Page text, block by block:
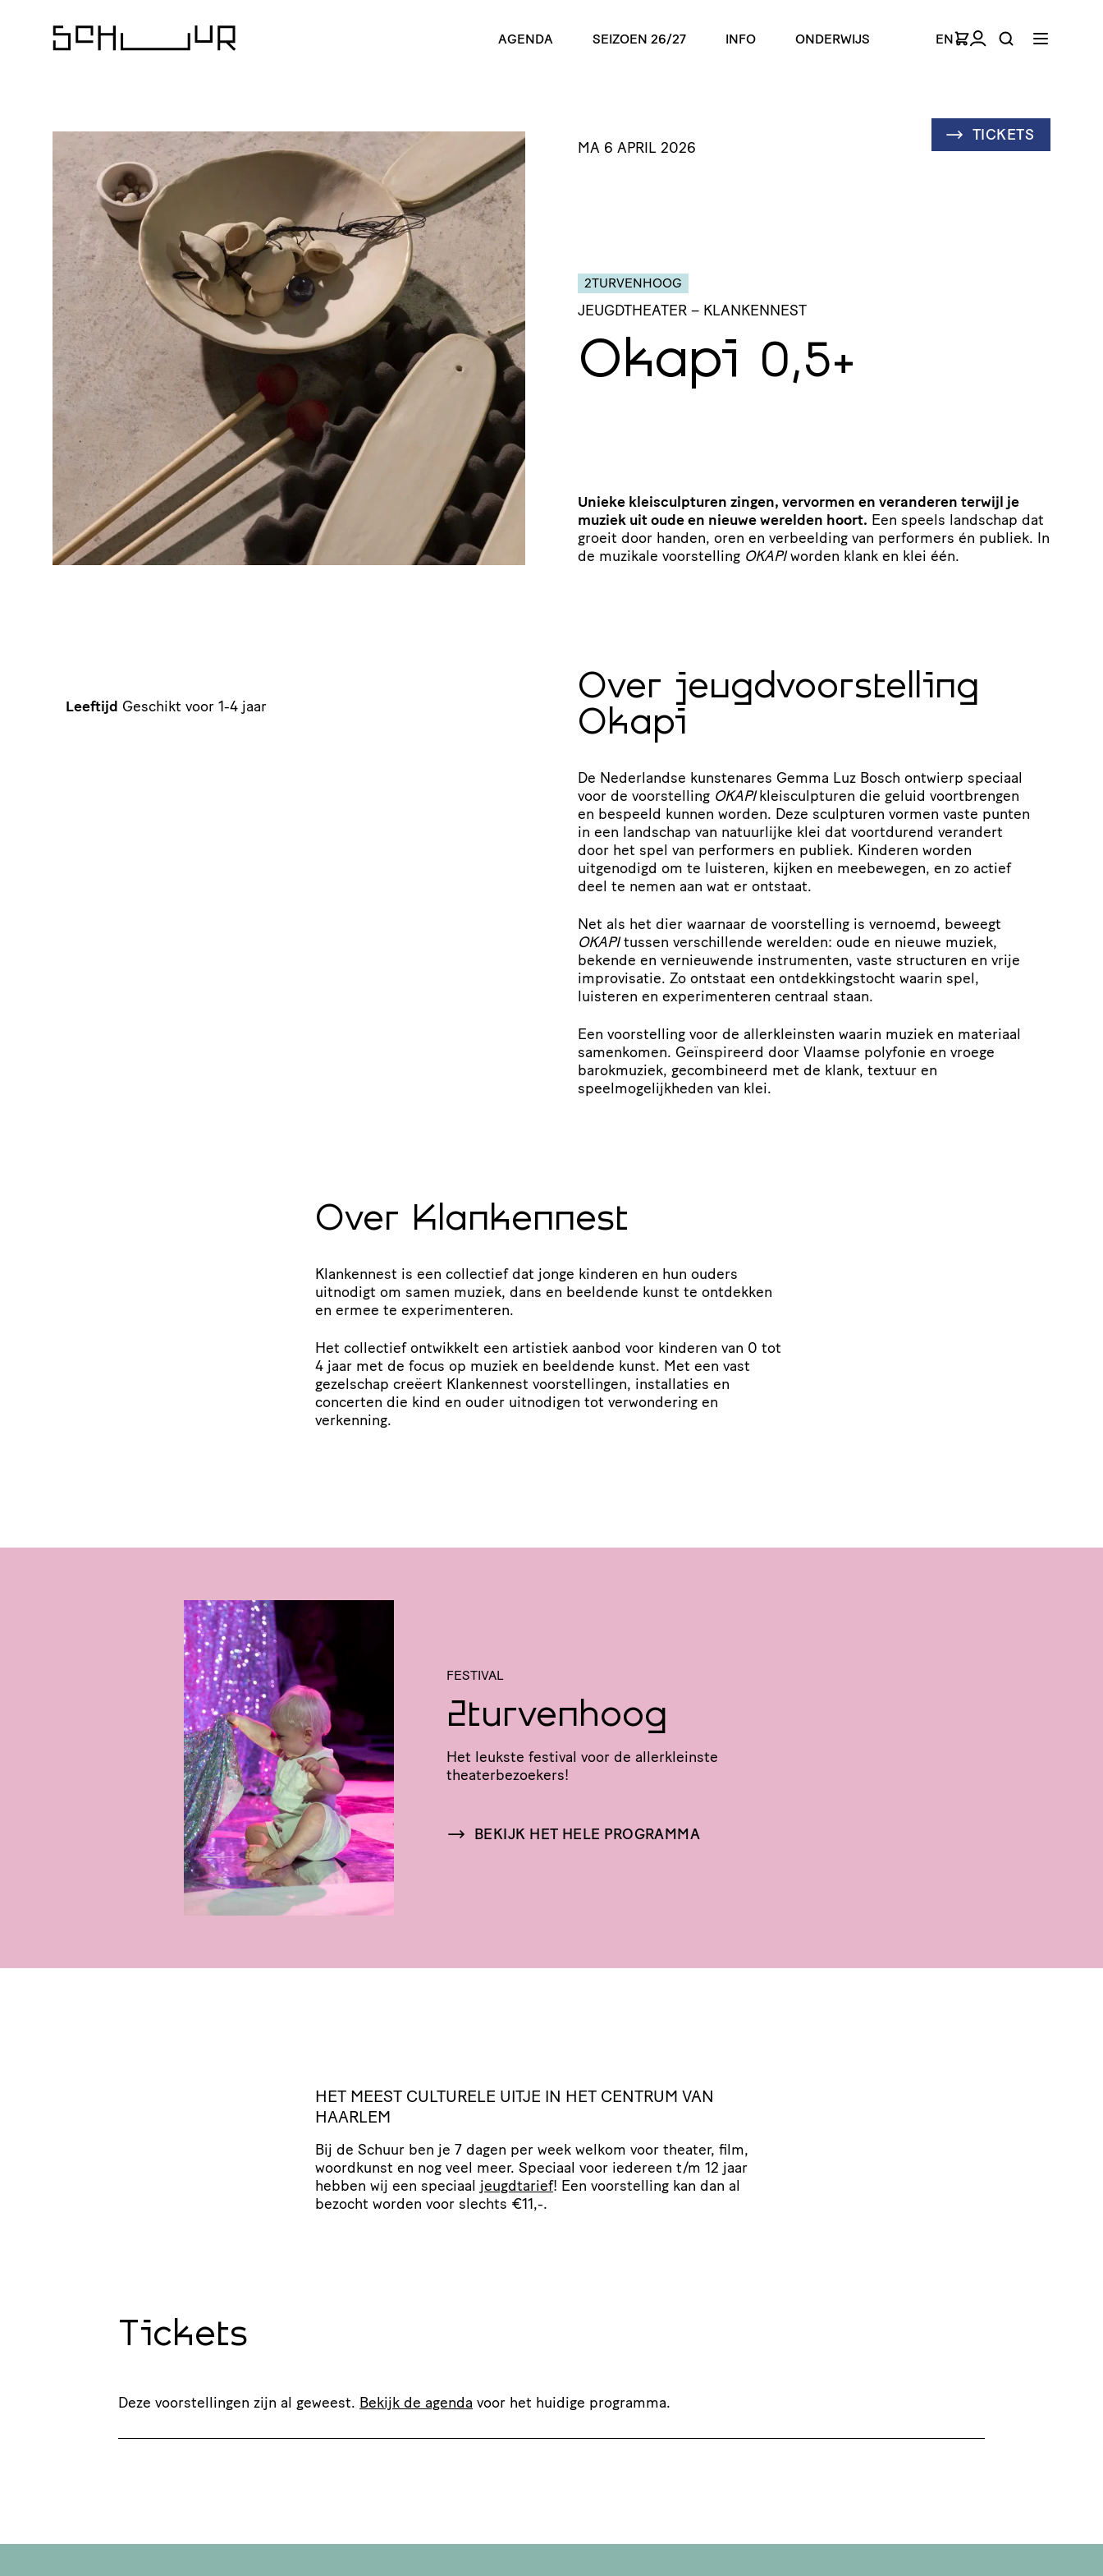
AGENDA SEIZOEN 26/27 INFO ONDERWIJS EN
TICKETS
MA 6 APRIL 2026
2TURVENHOOG
JEUGDTHEATER – KLANKENNEST
Okapi 0,5+
Unieke kleisculpturen zingen, vervormen en veranderen terwijl je
muziek uit oude en nieuwe werelden hoort. Een speels landschap dat
groeit door handen, oren en verbeelding van performers én publiek. In
de muzikale voorstelling OKAPIworden klank en klei één.
Over jeugdvoorstelling
Okapi
De Nederlandse kunstenares Gemma Luz Bosch ontwierp speciaal
voor de voorstelling OKAPIkleisculpturen die geluid voortbrengen
en bespeeld kunnen worden. Deze sculpturen vormen vaste punten
in een landschap van natuurlijke klei dat voortdurend verandert
door het spel van performers en publiek. Kinderen worden
uitgenodigd om te luisteren, kijken en meebewegen, en zo actief
deel te nemen aan wat er ontstaat.
Net als het dier waarnaar de voorstelling is vernoemd, beweegt
OKAPItussen verschillende werelden: oude en nieuwe muziek,
bekende en vernieuwende instrumenten, vaste structuren en vrije
improvisatie. Zo ontstaat een ontdekkingstocht waarin spel,
luisteren en experimenteren centraal staan.
Een voorstelling voor de allerkleinsten waarin muziek en materiaal
samenkomen. Geïnspireerd door Vlaamse polyfonie en vroege
barokmuziek, gecombineerd met de klank, textuur en
speelmogelijkheden van klei.
Leeftijd Geschikt voor 1-4 jaar
Over Klankennest
Klankennest is een collectief dat jonge kinderen en hun ouders
uitnodigt om samen muziek, dans en beeldende kunst te ontdekken
en ermee te experimenteren.
Het collectief ontwikkelt een artistiek aanbod voor kinderen van 0 tot
4 jaar met de focus op muziek en beeldende kunst. Met een vast
gezelschap creëert Klankennest voor­stel­lingen, instal­la­ties en
concerten die kind en ouder uitnodigen tot verwon­de­ring en
verkenning.
FESTIVAL
2turvenhoog
Het leukste festival voor de aller­kleinste
theaterbezoekers!
BEKIJK HET HELE PROGRAMMA
HET MEEST CULTURELE UITJE IN HET CENTRUM VAN
HAARLEM
Bij de Schuur ben je 7 dagen per week welkom voor theater, film,
woordkunst en nog veel meer. Speciaal voor iedereen t/​m 12 jaar
hebben wij een speciaal jeugdtarief! Een voor­stel­ling kan dan al
bezocht worden voor slechts €11,-.
Tickets
Deze voorstellingen zijn al geweest. Bekijk de agenda voor het huidige programma.